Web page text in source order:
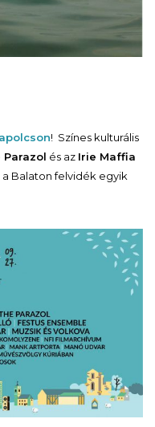
! Színes kulturális
Parazol és az Irie Maffia
Balaton felvidék egyik